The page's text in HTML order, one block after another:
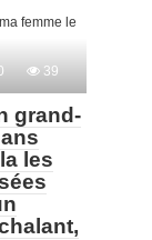
femme le
39
grand-
les